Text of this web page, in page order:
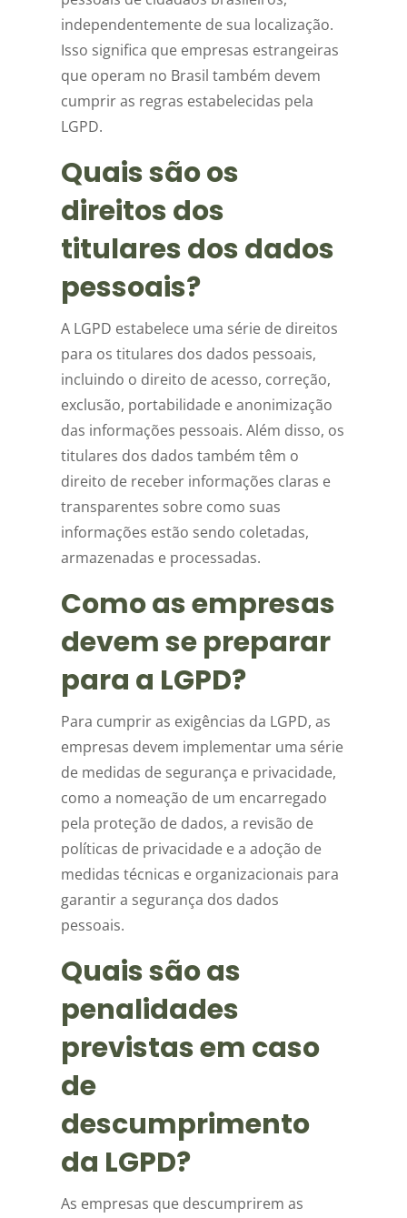
independentemente de sua localização.
Isso significa que empresas estrangeiras
que operam no Brasil também devem
cumprir as regras estabelecidas pela
LGPD.
Quais são os
direitos dos
titulares dos dados
pessoais?
A LGPD estabelece uma série de direitos
para os titulares dos dados pessoais,
incluindo o direito de acesso, correção,
exclusão, portabilidade e anonimização
das informações pessoais. Além disso, os
titulares dos dados também têm o
direito de receber informações claras e
transparentes sobre como suas
informações estão sendo coletadas,
armazenadas e processadas.
Como as empresas
devem se preparar
para a LGPD?
Para cumprir as exigências da LGPD, as
empresas devem implementar uma série
de medidas de segurança e privacidade,
como a nomeação de um encarregado
pela proteção de dados, a revisão de
políticas de privacidade e a adoção de
medidas técnicas e organizacionais para
garantir a segurança dos dados
pessoais.
Quais são as
penalidades
previstas em caso
de
descumprimento
da LGPD?
As empresas que descumprirem as